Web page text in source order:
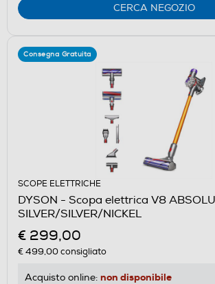
CERCA NEGOZIO
Consegna Gratuita
SCOPE ELETTRICHE
DYSON - Scopa elettrica V8
SILVER/SILVER/NICKEL
€ 299,00
€ 499,00consigliato
Acquisto online: non disponibile